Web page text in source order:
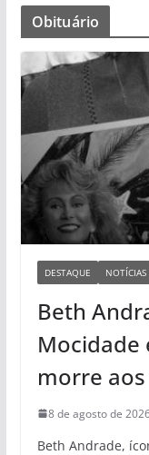
Obituário
DESTAQUE NOTÍCIAS
Beth
Mocidade
morre
8 de agosto de
Beth Andrade,